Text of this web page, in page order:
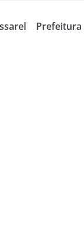
Prefeitura